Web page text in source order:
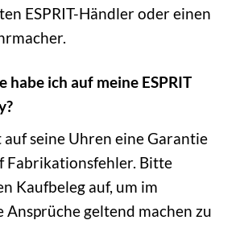
ESPRIT-Händler oder einen
habe ich auf meine ESPRIT
auf seine Uhren eine Garantie
Fabrikationsfehler. Bitte
Kaufbeleg auf, um im
geltend machen zu